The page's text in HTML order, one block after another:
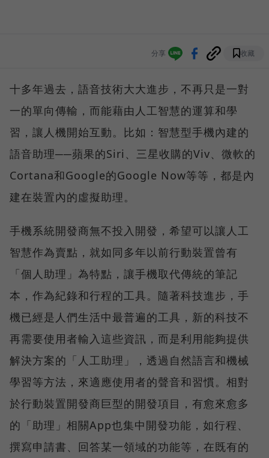
分享 收藏
十多年過去，語音技術大大進步，不再只是一對
一的單向傳輸，而能藉由人工智慧的運算和學
習，讓人機開始互動。比如：智慧型手機內建的
語音助理──蘋果的Siri、三星收購的Viv、微軟的
Cortana和Google的Google Now等等，都是內
建在裝置內的虛擬助理。
手機系統開發商無不投入開發，希望可以讓人工
智慧作為賣點，就如同多年以前行動裝置曾有
「個人助理」為特點，讓手機取代傳統的筆記
本，作為紀錄和行程的工具。隨著科技進步，手
機已經是人們生活中最普遍的工具，新的科技不
再需要使用者輸入這些資訊，而是利用能夠提供
解決方案的「人工助理」，透過自然語言和機械
學習等方法，來適應使用者的聲音和習慣。相對
於行動裝置開發商巨型的開發項目，有愈來愈多
的「助理」相關App也集中開發功能，如行程、
撰寫申請書、回答某一領域的功能等，在既有的